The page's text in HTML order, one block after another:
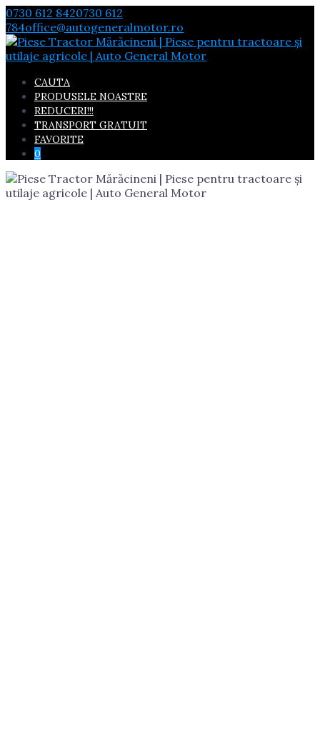
Skip
to
content
0730 612 8420730 612
784office@autogeneralmotor.ro
CAUTA
PRODUSELE NOASTRE
REDUCERI!!!
TRANSPORT GRATUIT
FAVORITE
0